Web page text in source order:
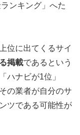
ンキング」へた
位に出てくるサイ
掲載であるという
ハナビが1位」
の業者が自分のサ
ツである可能性が